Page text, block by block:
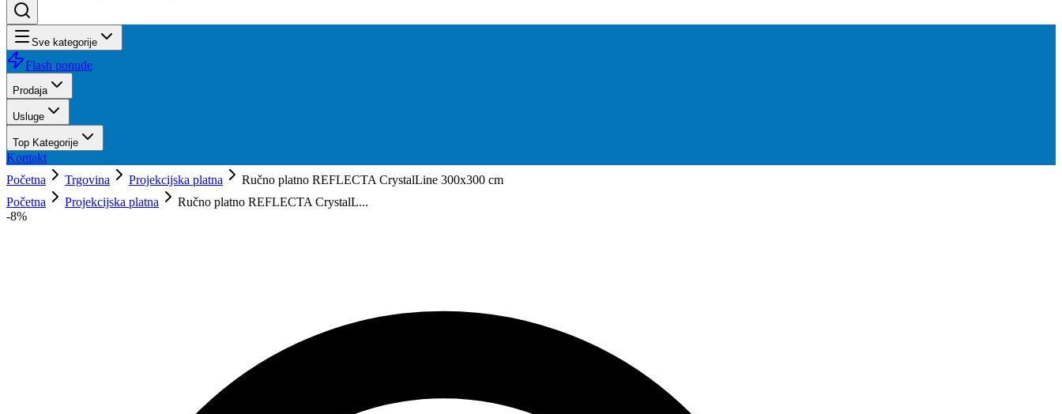
Sve kategorije
Flash ponude
Prodaja
Usluge
Top Kategorije
Kontakt
Početna
Trgovina Projekcijska platna
Ručno platno REFLECTA CrystalLine 300x300 cm
Početna
Projekcijska platna
Ručno platno REFLECTA CrystalL...
-8%